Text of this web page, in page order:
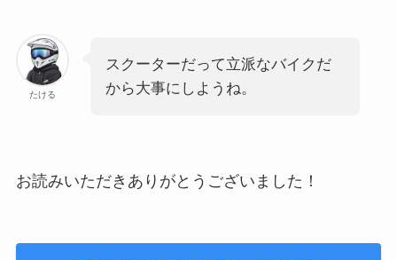
たける
スクーターだって立派なバイクだ
から大事にしようね。
お読みいただきありがとうございました！